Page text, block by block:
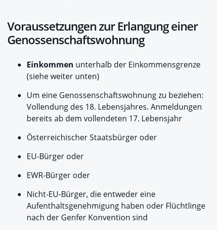
Voraussetzungen zur Erlangung einer
Genossenschaftswohnung
Einkommen unterhalb der Einkommensgrenze
(siehe weiter unten)
Um eine Genossenschaftswohnung zu beziehen:
Vollendung des 18. Lebensjahres. Anmeldungen
bereits ab dem vollendeten 17. Lebensjahr
Österreichischer Staatsbürger oder
EU-Bürger oder
EWR-Bürger oder
Nicht-EU-Bürger, die entweder eine
Aufenthaltsgenehmigung haben oder Flüchtlinge
nach der Genfer Konvention sind